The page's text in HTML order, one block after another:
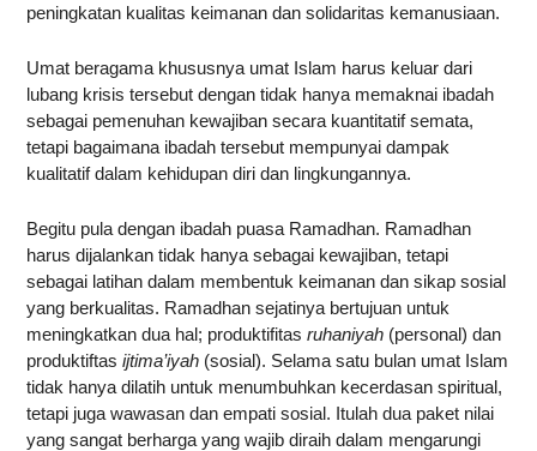
peningkatan kualitas keimanan dan solidaritas kemanusiaan.
Umat beragama khususnya umat Islam harus keluar dari
lubang krisis tersebut dengan tidak hanya memaknai ibadah
sebagai pemenuhan kewajiban secara kuantitatif semata,
tetapi bagaimana ibadah tersebut mempunyai dampak
kualitatif dalam kehidupan diri dan lingkungannya.
Begitu pula dengan ibadah puasa Ramadhan. Ramadhan
harus dijalankan tidak hanya sebagai kewajiban, tetapi
sebagai latihan dalam membentuk keimanan dan sikap sosial
yang berkualitas. Ramadhan sejatinya bertujuan untuk
meningkatkan dua hal; produktifitasruhaniyah (personal) dan
produktiftasijtima’iyah (sosial). Selama satu bulan umat Islam
tidak hanya dilatih untuk menumbuhkan kecerdasan spiritual,
tetapi juga wawasan dan empati sosial. Itulah dua paket nilai
yang sangat berharga yang wajib diraih dalam mengarungi